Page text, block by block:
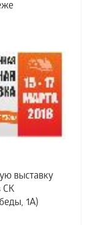
выставку
СК
1А)